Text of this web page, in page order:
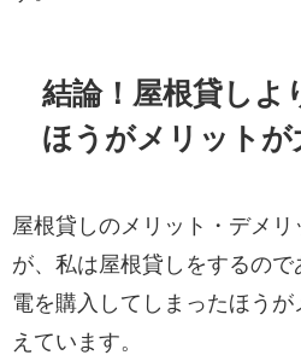
結論！屋根貸しよ
ほうがメリットが
屋根貸しのメリット・デメ
が、私は屋根貸しをするの
電を購入してしまったほう
えています。